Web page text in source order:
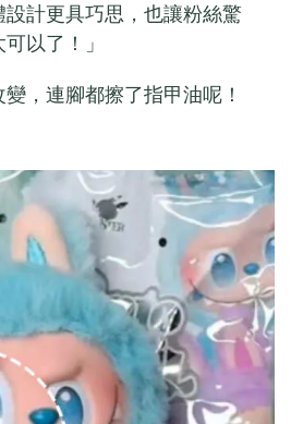
計更具巧思，也讓粉絲驚
以了！」
，連腳都擦了指甲油呢！